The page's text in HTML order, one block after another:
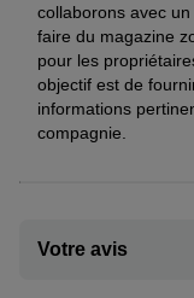
collaborons avec
faire du magazine
pour les
objectif est de
informations
compagnie.
Votre avis